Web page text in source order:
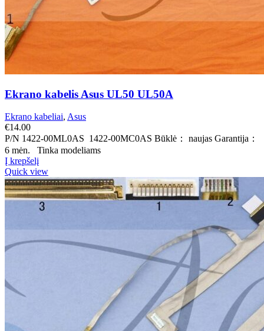
Ekrano kabelis Asus UL50 UL50A
Ekrano kabeliai, Asus
€14.00
P/N 1422-00ML0AS 1422-00MC0AS Būklė： naujas Garantija：
6 mėn. Tinka modeliams
Į krepšelį
Quick view